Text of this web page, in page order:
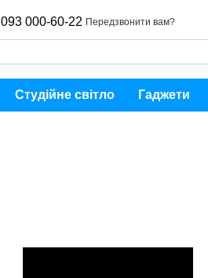
093 000-60-22 Передзвонити вам?
Студійне світло Гаджети